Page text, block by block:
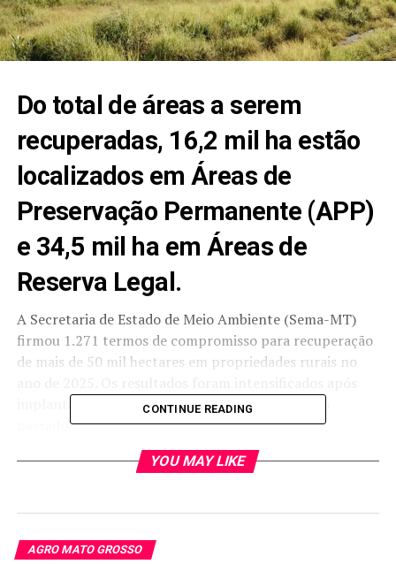
Do total de áreas a serem
recuperadas, 16,2 mil ha estão
localizados em Áreas de
Preservação Permanente (APP)
e 34,5 mil ha em Áreas de
Reserva Legal.
A Secretaria de Estado de Meio Ambiente (Sema-MT)
firmou 1.271 termos de compromisso para recuperação
de mais de 50 mil hectares em propriedades rurais no
implantação do CAR Digital 2.0, em junho do ano
passado.
São acordos em que o proprietário da área se
órgão ambiental
CONTINUE READING
YOU MAY LIKE
AGRO MATO GROSSO